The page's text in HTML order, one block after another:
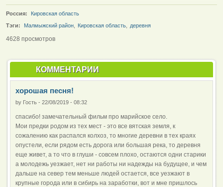
Россия:
Кировская область
Тэги:
Малмыжский район Кировская область деревня
4628 просмотров
КОММЕНТАРИИ
хорошая песня!
by Гость - 22/08/2019 - 08:32
спасибо! замечательный фильм про марийское село.
Мои предки родом из тех мест - это все вятская земля, к
сожалению как распался колхоз, то многие деревни в тех краях
опустели, если рядом есть дорога или большая река, то деревня
еще живет, а то что в глуши - совсем плохо, остаются одни старики
а молодежь уезжает, нет ни работы ни надежды на будущее, и чем
дальше на север тем меньше людей остается, все уезжают в
крупные города или в сибирь на заработки, вот и мне пришлось